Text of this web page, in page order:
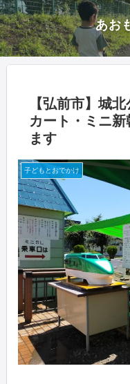
あお
【弘前市】城
カート・ミニ
ます
子どもとおでかけ